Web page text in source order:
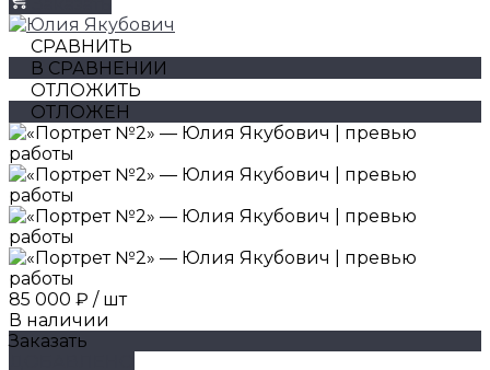
СРАВНИТЬ
В СРАВНЕНИИ
ОТЛОЖИТЬ
ОТЛОЖЕН
85 000 ₽ / шт
В наличии
Заказать